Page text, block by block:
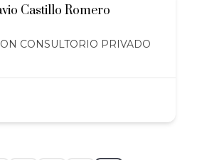
Castillo Romero
CONSULTORIO PRIVADO